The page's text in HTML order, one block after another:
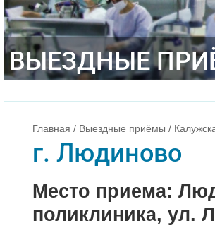
ВЫЕЗДНЫЕ
Главная / Выездные приёмы /
г. Людиново
Место приема:
поликлиника, ул.